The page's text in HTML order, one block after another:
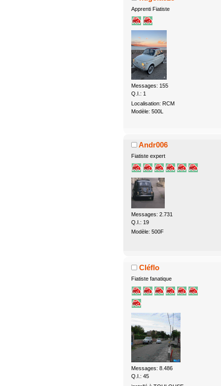
Apprenti Fiatiste
Messages: 155
Q.I.: 1
Localisation: RCM
Modèle: 500L
Andr006
Fiatiste expert
Messages: 2.731
Q.I.: 19
Modèle: 500F
Cléflo
Fiatiste fanatique
Messages: 8.486
Q.I.: 45